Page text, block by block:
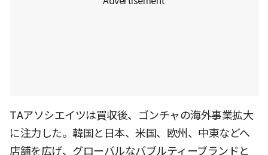
TAアソシエイツは買収後、ゴンチャの海外事業拡大
に注力した。韓国と日本、米国、欧州、中東などへ
店舗を広げ、グローバルなバブルティーブランドと